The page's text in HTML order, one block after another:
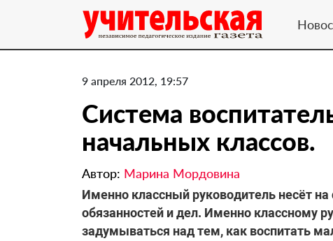
9 апреля 2012, 19:57
Система
начальных классов.
Автор: Марина Мордовина
Именно классный руководитель несёт
обязанностей и дел. Именно классному
задумываться над тем, как воспитать